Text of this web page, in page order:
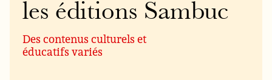
les éditions Sambuc
Des contenus culturels et
éducatifs variés